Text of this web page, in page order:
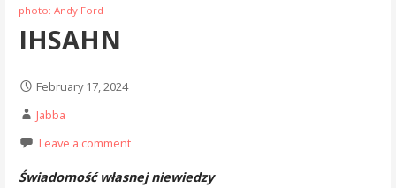
photo: Andy Ford
IHSAHN
February 17, 2024
Jabba
Leave a comment
Świadomość własnej niewiedzy